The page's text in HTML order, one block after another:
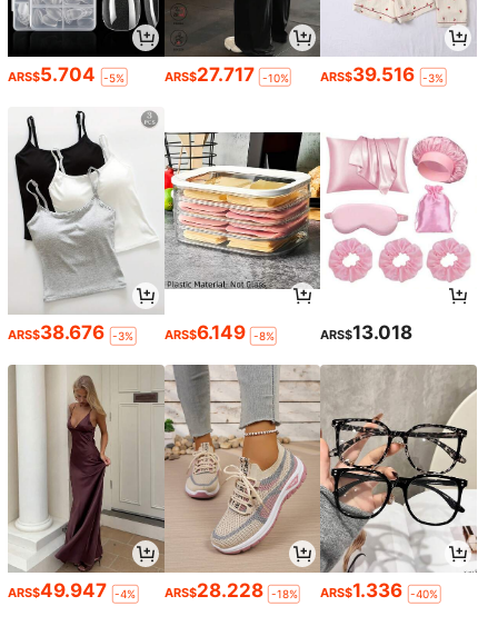
ARS$5.704 -5% ARS$27.717 -10% ARS$39.516 -3%
ARS$38.676 -3% ARS$6.149 -8% ARS$13.018
ARS$49.947 -4% ARS$28.228 -18% ARS$1.336 -40%